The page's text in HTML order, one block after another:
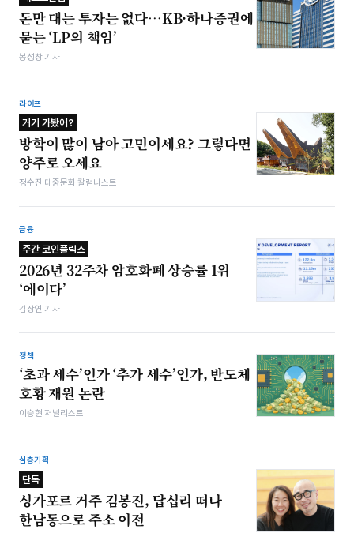
돈만 대는 투자는 없다…KB·하나증권에
묻는 ‘LP의 책임’
봉성창 기자
라이프
거기 가봤어?
방학이 많이 남아 고민이세요? 그렇다면
양주로 오세요
정수진 대중문화 칼럼니스트
금융
주간 코인플릭스
2026년 32주차 암호화폐 상승률 1위
‘에이다’
김상연 기자
정책
‘초과 세수’인가 ‘추가 세수’인가, 반도체
호황 재원 논란
이승현 저널리스트
심층기획
단독
싱가포르 거주 김봉진, 답십리 떠나
한남동으로 주소 이전